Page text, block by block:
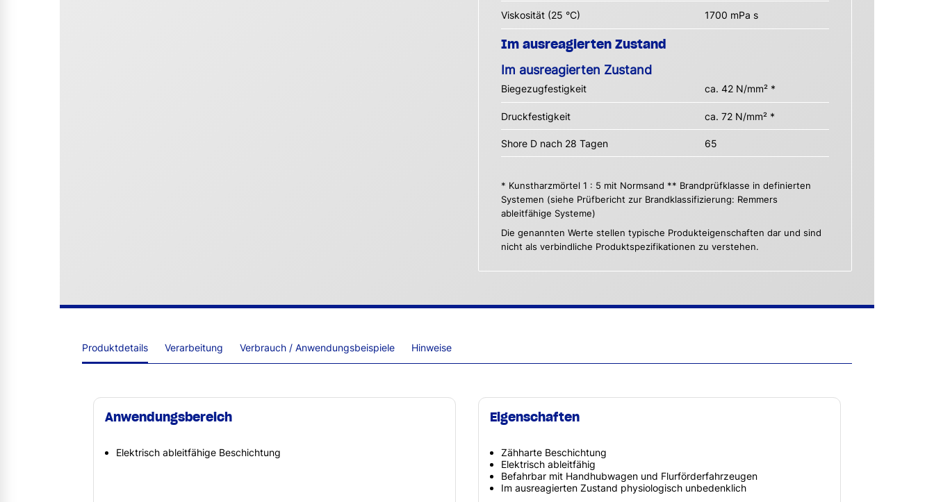
Viskosität (25 °C) 1700 mPa s
Im ausreagierten Zustand
Im ausreagierten Zustand
Biegezugfestigkeit ca. 42 N/mm² *
Druckfestigkeit ca. 72 N/mm² *
Shore D nach 28 Tagen 65
* Kunstharzmörtel 1 : 5 mit Normsand ** Brandprüfklasse in definierten
Systemen (siehe Prüfbericht zur Brandklassifizierung: Remmers
ableitfähige Systeme)
Die genannten Werte stellen typische Produkteigenschaften dar und sind
nicht als verbindliche Produktspezifikationen zu verstehen.
Produktdetails Verarbeitung Verbrauch / Anwendungsbeispiele Hinweise
Anwendungsbereich
Elektrisch ableitfähige Beschichtung
Eigenschaften
Zähharte Beschichtung
Elektrisch ableitfähig
Befahrbar mit Handhubwagen und Flurförderfahrzeugen
Im ausreagierten Zustand physiologisch unbedenklich